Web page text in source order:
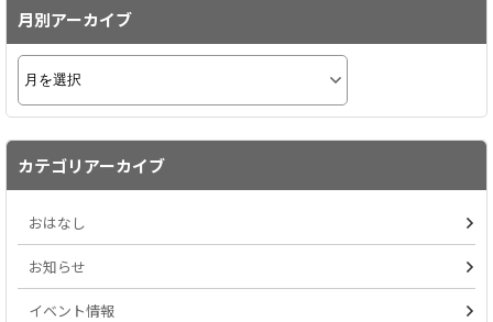
月別アーカイブ
カテゴリアーカイブ
おはなし
お知らせ
イベント情報